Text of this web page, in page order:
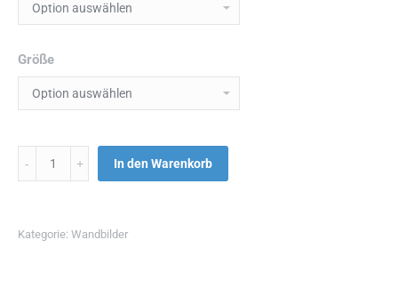
Größe
Menge In den Warenkorb
Kategorie: Wandbilder